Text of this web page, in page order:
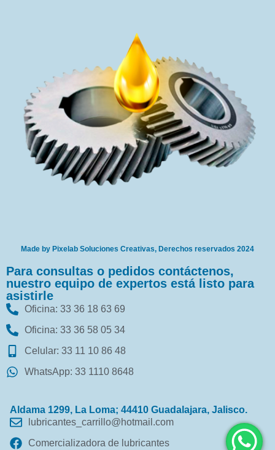
Made by Pixelab Soluciones Creativas, Derechos reservados 2024
Para consultas o pedidos contáctenos,
nuestro equipo de expertos está listo para
asistirle
Oficina: 33 36 18 63 69
Oficina: 33 36 58 05 34
Celular: 33 11 10 86 48
WhatsApp: 33 1110 8648
Aldama 1299, La Loma; 44410 Guadalajara, Jalisco.
lubricantes_carrillo@hotmail.com
Comercializadora de lubricantes